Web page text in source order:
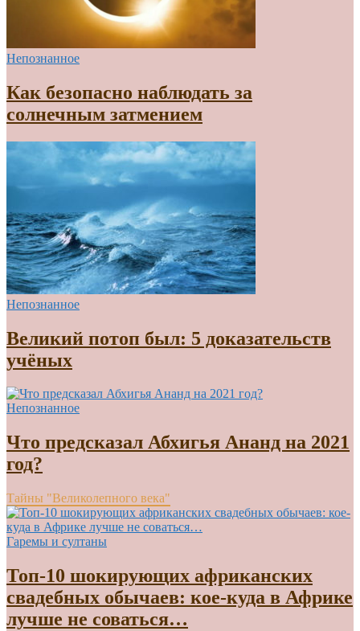
Непознанное
Как безопасно наблюдать за
солнечным затмением
Непознанное
Великий потоп был: 5 доказательств
учёных
Непознанное
Что предсказал Абхигья Ананд на 2021
год?
Тайны "Великолепного века"
Гаремы и султаны
Топ-10 шокирующих африканских
свадебных обычаев: кое-куда в Африке
лучше не соваться…